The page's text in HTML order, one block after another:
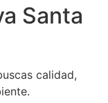
Santa
calidad,